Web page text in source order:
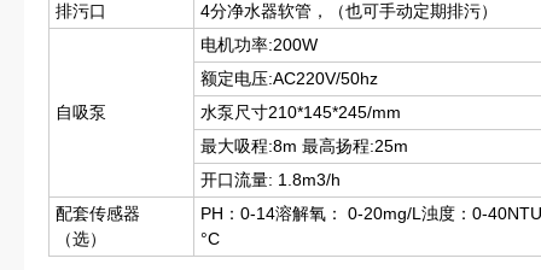
排污口
4分净水器软管，（也可手动定期排污）
自吸泵
电机功率:200W
额定电压:AC220V/50hz
水泵尺寸210*145*245/mm
最大吸程:8m 最高扬程:25m
开口流量: 1.8m3/h
配套传感器
（选）
PH：0-14溶解氧： 0-20mg/L浊度：0-
°C